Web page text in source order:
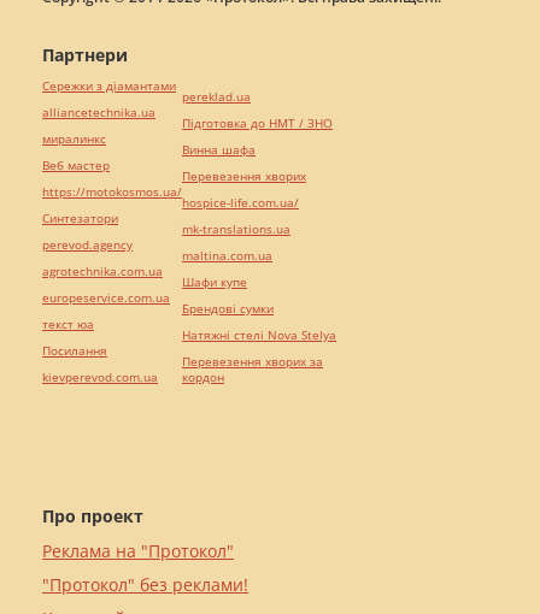
Про проект
Реклама на "Протокол"
"Протокол" без реклами!
Партнери
Сережки з діамантами
alliancetechnika.ua
миралинкс
Веб мастер
https://motokosmos.ua/
Синтезатори
perevod.agency
agrotechnika.com.ua
europeservice.com.ua
текст юа
Посилання
kievperevod.com.ua
pereklad.ua
Підготовка до НМТ / ЗНО
Винна шафа
Перевезення хворих
hospice-life.com.ua/
mk-translations.ua
maltina.com.ua
Шафи купе
Брендові сумки
Натяжні стелі Nova Stelya
Перевезення хворих за
кордон